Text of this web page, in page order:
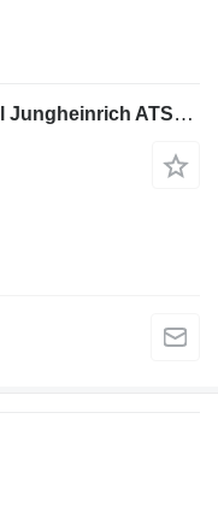
Jungheinrich 564775 styrenhet till Jungheinrich ATS6 ESE-530 gaffeltruck